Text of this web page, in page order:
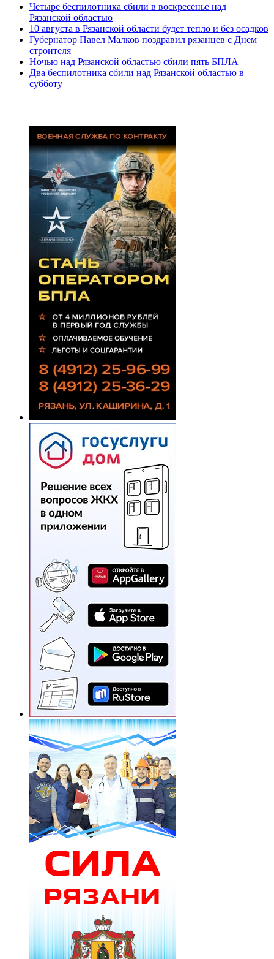
Четыре беспилотника сбили в воскресенье над
Рязанской областью
10 августа в Рязанской области будет тепло и без осадков
Губернатор Павел Малков поздравил рязанцев с Днем
строителя
Ночью над Рязанской областью сбили пять БПЛА
Два беспилотника сбили над Рязанской областью в
субботу